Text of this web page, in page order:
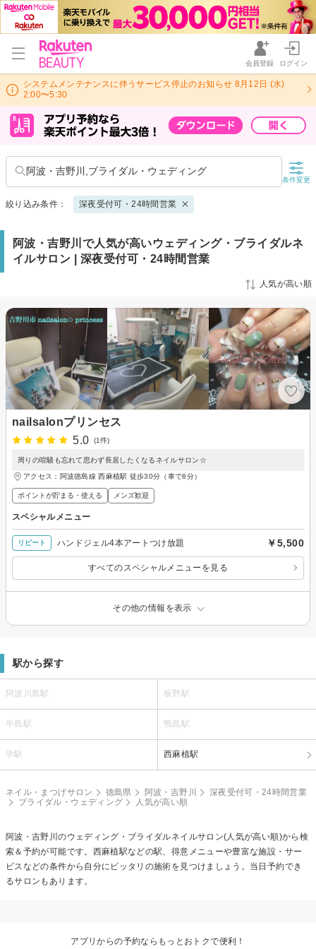
会員登録 ログイン
システムメンテナンスに伴うサービス停止のお知らせ 8月12日 (水)
2:00〜5:30
阿波・吉野川,ブライダル・ウェディング
条件変更
絞り込み条件： 深夜受付可・24時間営業
阿波・吉野川で人気が高いウェディング・ブライダルネ
イルサロン | 深夜受付可・24時間営業
人気が高い順
nailsalonプリンセス
5.0
(1件)
周りの喧騒も忘れて思わず長居したくなるネイルサロン☆
アクセス：阿波徳島線 西麻植駅 徒歩30分（車で8分）
ポイントが貯まる・使える メンズ歓迎
スペシャルメニュー
リピート ハンドジェル4本アートつけ放題 ￥5,500
すべてのスペシャルメニューを見る
その他の情報を表示
駅から探す
阿波川島駅 板野駅
牛島駅 鴨島駅
学駅 西麻植駅
ネイル・まつげサロン 徳島県 阿波・吉野川
深夜受付可・24時間営業
ブライダル・ウェディング
人気が高い順
阿波・吉野川のウェディング・ブライダルネイルサロン(人気が高い順)から検
索＆予約が可能です。西麻植駅などの駅、得意メニューや豊富な施設・サー
ビスなどの条件から自分にピッタリの施術を見つけましょう。当日予約でき
るサロンもあります。
アプリからの予約ならもっとおトクで便利！